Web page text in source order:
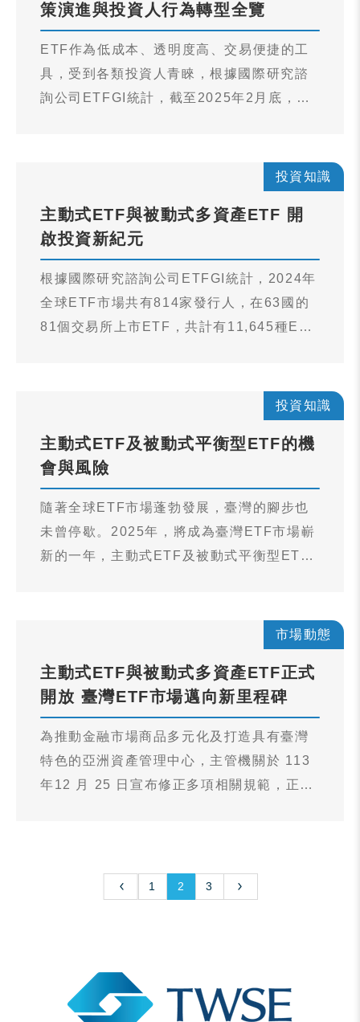
策演進與投資人行為轉型全覽
ETF作為低成本、透明度高、交易便捷的工
具，受到各類投資人青睞，根據國際研究諮
詢公司ETFGI統計，截至2025年2月底，全
市場的不確定性升高，傳統被動式ETF的局
限性也日益浮現，促使市場對主動式
ETF（主動式交易所交易基金）產生高度興
趣，雖然占ETF總體規模不到十分之一，但
投資知識
主動式ETF與被動式多資產ETF 開
啟投資新紀元
根據國際研究諮詢公司ETFGI統計，2024年
全球ETF市場共有814家發行人，在63國的
81個交易所上市ETF，共計有11,645種ETF
10年前資產規模2.73兆美元的5倍以上。投資知識
主動式ETF及被動式平衡型ETF的機
會與風險
隨著全球ETF市場蓬勃發展，臺灣的腳步也
未曾停歇。2025年，將成為臺灣ETF市場嶄
新的一年，主動式ETF及被動式平衡型ETF
進駐臺灣市場的吸引力，推動臺灣資本市場
商品多元化，致力於打造具有臺灣特色的亞
洲資產管理中心。
市場動態
主動式ETF與被動式多資產ETF正式
開放 臺灣ETF市場邁向新里程碑
為推動金融市場商品多元化及打造具有臺灣
特色的亞洲資產管理中心，主管機關於 113
年12 月 25 日宣布修正多項相關規範，正式
1 2 3